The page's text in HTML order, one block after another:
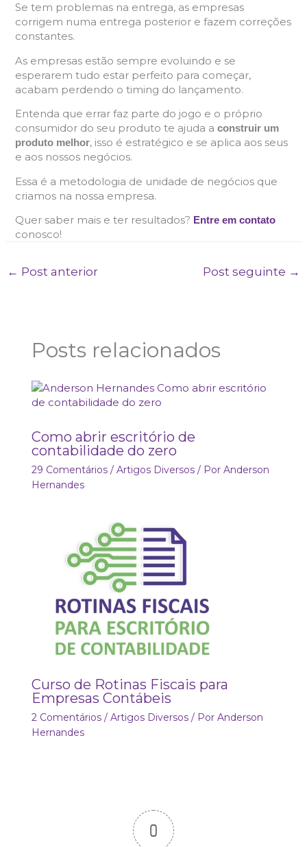
Se tem problemas na entrega, as empresas
corrigem numa entrega posterior e fazem correções
constantes.
As empresas estão sempre evoluindo e se
esperarem tudo estar perfeito para começar,
acabam perdendo o timing do lançamento.
Entenda que errar faz parte do jogo e o próprio
consumidor do seu produto te ajuda a construir um
produto melhor, isso é estratégico e se aplica aos seus
e aos nossos negócios.
Essa é a metodologia de unidade de negócios que
criamos na nossa empresa.
Quer saber mais e ter resultados? Entre em contato
conosco!
← Post anterior Post seguinte →
Posts relacionados
Como abrir escritório de
contabilidade do zero
29 Comentários / Artigos Diversos/ Por Anderson
Hernandes
Curso de Rotinas Fiscais para
Empresas Contábeis
2 Comentários / Artigos Diversos/ Por Anderson
Hernandes
0